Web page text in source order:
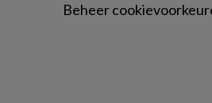
Beheer